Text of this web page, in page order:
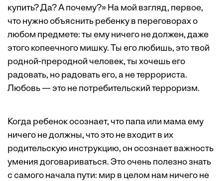
купить? Да? А почему?» На мой взгляд, первое,
что нужно объяснить ребенку в переговорах о
любом предмете: ты ему ничего не должен, даже
этого копеечного мишку. Ты его любишь, это твой
родной-преродной человек, ты хочешь его
радовать, но радовать его, а не террориста.
Любовь — это не потребительский терроризм.
Когда ребенок осознает, что папа или мама ему
ничего не должны, что это не входит в их
родительскую инструкцию, он осознает важность
умения договариваться. Это очень полезно знать
с самого начала пути: мир в целом нам ничего не